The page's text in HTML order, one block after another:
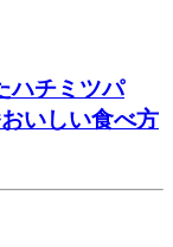
ハチミツパ
いしい食べ方